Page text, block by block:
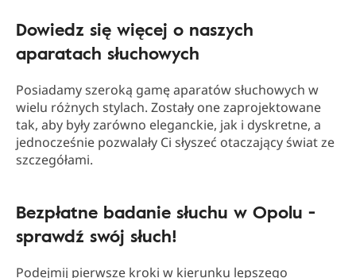
Dowiedz się więcej o naszych
aparatach słuchowych
Posiadamy szeroką gamę aparatów słuchowych w
wielu różnych stylach. Zostały one zaprojektowane
tak, aby były zarówno eleganckie, jak i dyskretne, a
jednocześnie pozwalały Ci słyszeć otaczający świat ze
szczegółami.
Bezpłatne badanie słuchu w Opolu -
sprawdź swój słuch!
Podejmij pierwsze kroki w kierunku lepszego